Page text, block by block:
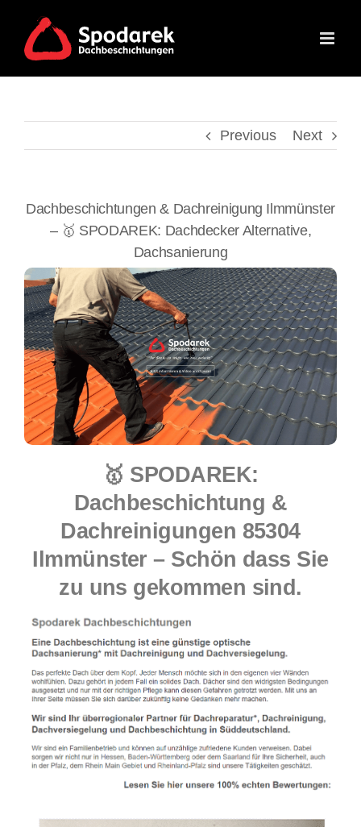
content
Previous Next
Dachbeschichtungen & Dachreinigung Ilmmünster
– 🥇 SPODAREK: Dachdecker Alternative,
Dachsanierung
🥇 SPODAREK:
Dachbeschichtung &
Dachreinigungen 85304
Ilmmünster – Schön dass Sie
zu uns gekommen sind.